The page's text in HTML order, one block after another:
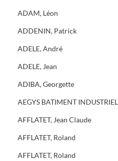
ADAM, Léon
ADDENIN, Patrick
ADELE, André
ADELE, Jean
ADIBA, Georgette
AEGYS BATIMENT INDUSTRIEL
AFFLATET, Jean Claude
AFFLATET, Roland
AFFLATET, Roland